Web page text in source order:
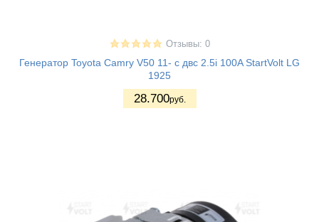
Отзывы: 0
Генератор Toyota Camry V50 11- с двс 2.5i 100A StartVolt LG
1925
28.700руб.